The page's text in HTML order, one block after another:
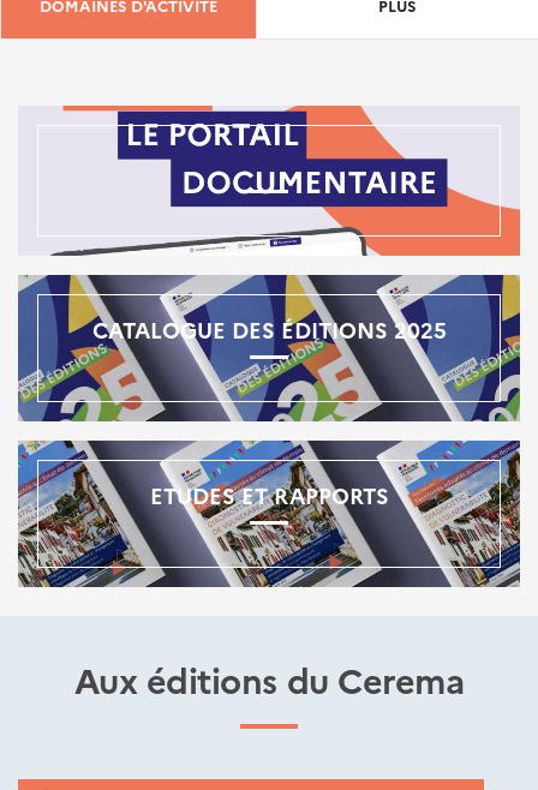
DOMAINES D'ACTIVITÉ PLUS
CATALOGUE DES ÉDITIONS 2025
ETUDES ET RAPPORTS
Aux éditions du Cerema